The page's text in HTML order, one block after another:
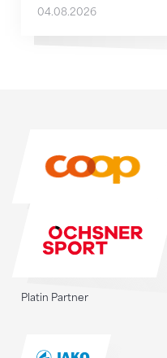
04.08.2026
Platin Partner